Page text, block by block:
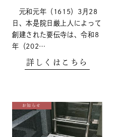
元和元年（1615）3月28
日、本是院日厳上人によって
創建された要伝寺は、令和8
年（202…
詳しくはこちら
お知らせ